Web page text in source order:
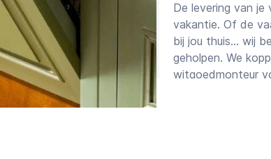
De levering van
vakantie. Of de
bij jou thuis… wij
geholpen. We
witgoedmonteur